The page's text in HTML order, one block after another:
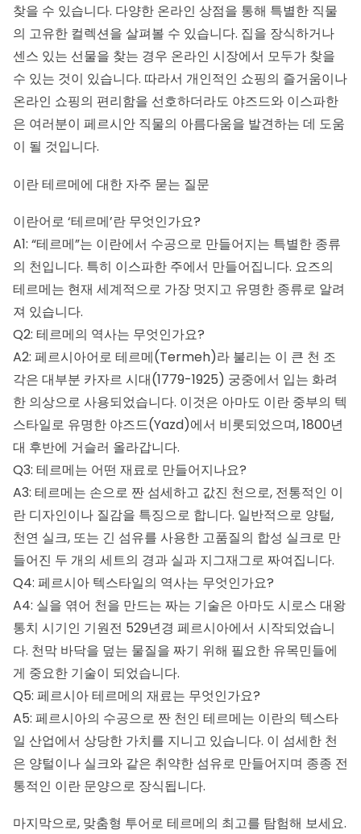
찾을 수 있습니다. 다양한 온라인 상점을 통해 특별한 직물
의 고유한 컬렉션을 살펴볼 수 있습니다. 집을 장식하거나
센스 있는 선물을 찾는 경우 온라인 시장에서 모두가 찾을
수 있는 것이 있습니다. 따라서 개인적인 쇼핑의 즐거움이나
온라인 쇼핑의 편리함을 선호하더라도 야즈드와 이스파한
은 여러분이 페르시안 직물의 아름다움을 발견하는 데 도움
이 될 것입니다.
이란 테르메에 대한 자주 묻는 질문
이란어로 ‘테르메’란 무엇인가요?
A1: “테르메”는 이란에서 수공으로 만들어지는 특별한 종류
의 천입니다. 특히 이스파한 주에서 만들어집니다. 요즈의
테르메는 현재 세계적으로 가장 멋지고 유명한 종류로 알려
져 있습니다.
Q2: 테르메의 역사는 무엇인가요?
A2: 페르시아어로 테르메(Termeh)라 불리는 이 큰 천 조
각은 대부분 카자르 시대(1779-1925) 궁중에서 입는 화려
한 의상으로 사용되었습니다. 이것은 아마도 이란 중부의 텍
스타일로 유명한 야즈드(Yazd)에서 비롯되었으며, 1800년
대 후반에 거슬러 올라갑니다.
Q3: 테르메는 어떤 재료로 만들어지나요?
A3: 테르메는 손으로 짠 섬세하고 값진 천으로, 전통적인 이
란 디자인이나 질감을 특징으로 합니다. 일반적으로 양털,
천연 실크, 또는 긴 섬유를 사용한 고품질의 합성 실크로 만
들어진 두 개의 세트의 경과 실과 지그재그로 짜여집니다.
Q4: 페르시아 텍스타일의 역사는 무엇인가요?
A4: 실을 엮어 천을 만드는 짜는 기술은 아마도 시로스 대왕
통치 시기인 기원전 529년경 페르시아에서 시작되었습니
다. 천막 바닥을 덮는 물질을 짜기 위해 필요한 유목민들에
게 중요한 기술이 되었습니다.
Q5: 페르시아 테르메의 재료는 무엇인가요?
A5: 페르시아의 수공으로 짠 천인 테르메는 이란의 텍스타
일 산업에서 상당한 가치를 지니고 있습니다. 이 섬세한 천
은 양털이나 실크와 같은 취약한 섬유로 만들어지며 종종 전
통적인 이란 문양으로 장식됩니다.
마지막으로, 맞춤형 투어로 테르메의 최고를 탐험해 보세요.